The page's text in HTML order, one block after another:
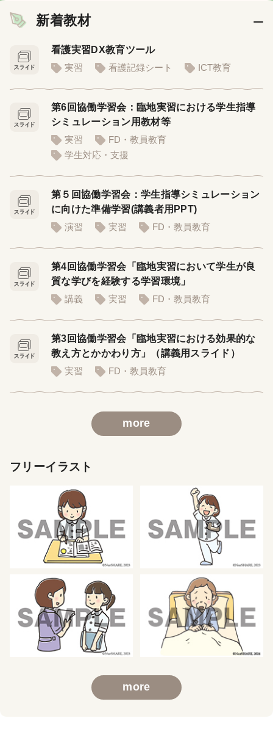
新着教材
看護実習DX教育ツール
実習
看護記録シート ICT教育
第6回協働学習会：臨地実習における学生指導
シミュレーション用教材等
実習
FD・教員教育
学生対応・支援
第５回協働学習会：学生指導シミュレーション
に向けた準備学習(講義者用PPT)
演習
実習 FD・教員教育
第4回協働学習会「臨地実習において学生が良
質な学びを経験する学習環境」
講義
実習 FD・教員教育
第3回協働学習会「臨地実習における効果的な
教え方とかかわり方」（講義用スライド）
実習
FD・教員教育
more
フリーイラスト
more